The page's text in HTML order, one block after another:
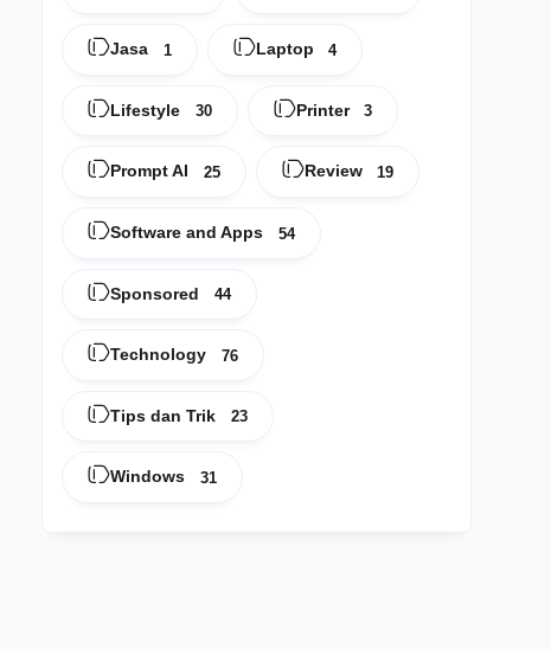
Jasa 1 Laptop 4
Lifestyle 30 Printer 3
Prompt AI 25 Review 19
Software and Apps 54
Sponsored 44
Technology 76
Tips dan Trik 23
Windows 31